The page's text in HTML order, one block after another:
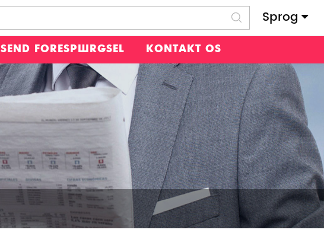
Sprog
SEND FORESPØRGSEL KONTAKT OS